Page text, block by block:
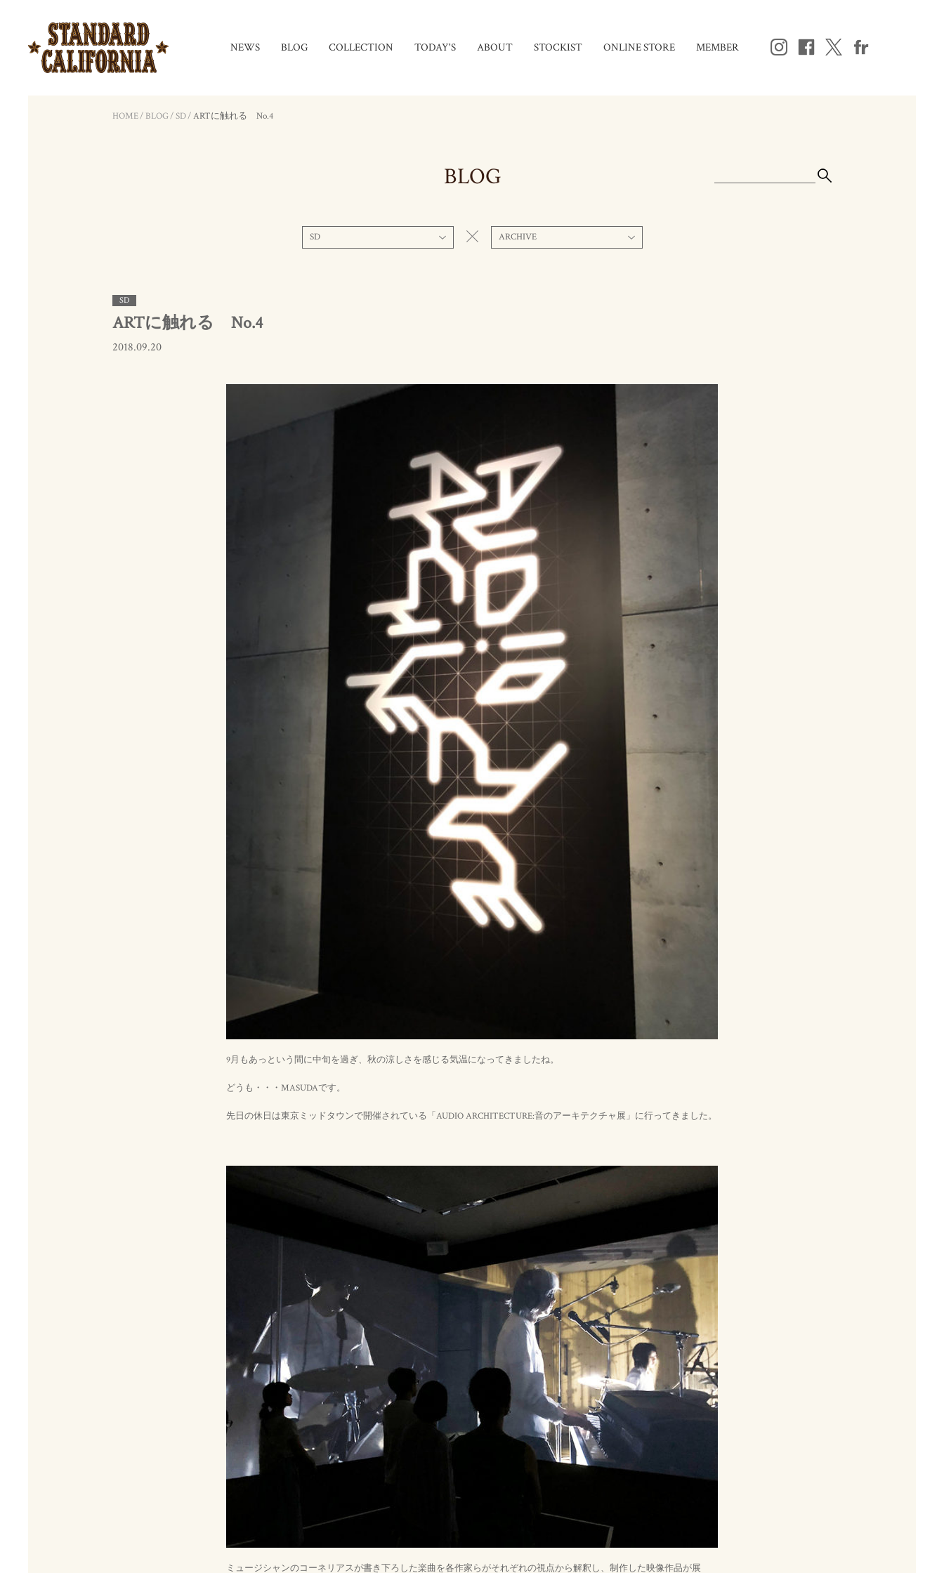
NEWS BLOG COLLECTION TODAY'S ABOUT STOCKIST ONLINE STORE MEMBER
HOME/ BLOG/SD/ARTに触れる No.4
BLOG
SD ARCHIVE
SD
ARTに触れる No.4
2018.09.20
9月もあっという間に中旬を過ぎ、秋の涼しさを感じる気温になってきましたね。
どうも・・・MASUDAです。
先日の休日は東京ミッドタウンで開催されている「AUDIO ARCHITECTURE:音のアーキテクチャ展」に行ってきました。
ミュージシャンのコーネリアスが書き下ろした楽曲を各作家らがそれぞれの視点から解釈し、制作した映像作品が展